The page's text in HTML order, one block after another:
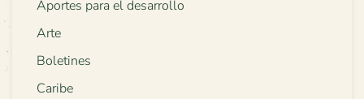
Aportes para el desarrollo
Arte
Boletines
Caribe